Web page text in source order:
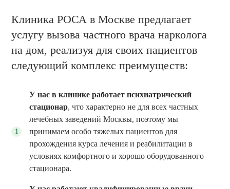
Клиника РОСА в Москве предлагает
услугу вызова частного врача нарколога
на дом, реализуя для своих пациентов
следующий комплекс преимуществ:
У нас в клинике работает психиатрический
стационар, что характерно не для всех частных
лечебных заведений Москвы, поэтому мы
принимаем особо тяжелых пациентов для
прохождения курса лечения и реабилитации в
условиях комфортного и хорошо оборудованного
стационара.